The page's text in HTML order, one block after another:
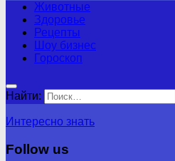
Животные
Здоровье
Рецепты
Шоу бизнес
Гороскоп
Найти:
Интересно знать
Follow us